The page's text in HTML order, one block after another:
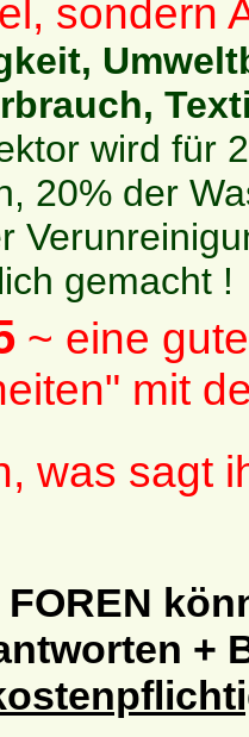
sondern
wird für
20% der
gemacht !
~ eine
mit
was sagt
FOREN
+